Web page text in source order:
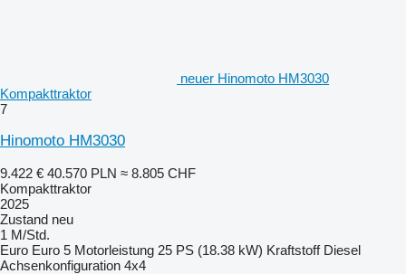
neuer Hinomoto HM3030
Kompakttraktor
7
Hinomoto HM3030
9.422 € 40.570 PLN ≈ 8.805 CHF
Kompakttraktor
2025
Zustand neu
1 M/Std.
Euro Euro 5 Motorleistung 25 PS (18.38 kW) Kraftstoff Diesel
Achsenkonfiguration 4x4